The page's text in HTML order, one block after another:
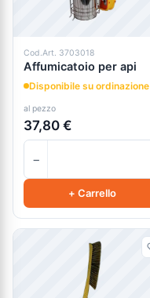
Cod.Art. 3703018
Affumicatoio per api
Disponibile su ordinazione
al pezzo
37,80 €
−
+ Carrello